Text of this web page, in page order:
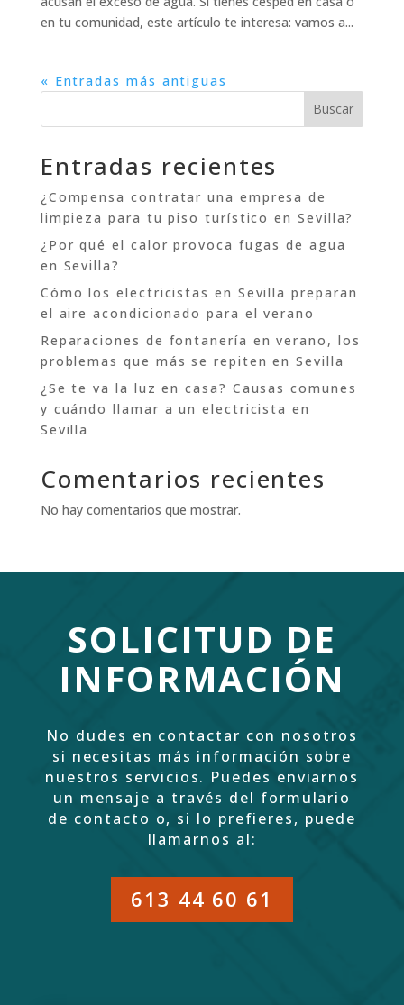
en tu comunidad, este artículo te interesa: vamos a...
« Entradas más antiguas
Buscar
Entradas recientes
¿Compensa contratar una empresa de
limpieza para tu piso turístico en Sevilla?
¿Por qué el calor provoca fugas de agua
en Sevilla?
Cómo los electricistas en Sevilla preparan
el aire acondicionado para el verano
Reparaciones de fontanería en verano, los
problemas que más se repiten en Sevilla
¿Se te va la luz en casa? Causas comunes
y cuándo llamar a un electricista en
Sevilla
Comentarios recientes
No hay comentarios que mostrar.
SOLICITUD DE
INFORMACIÓN
No dudes en contactar con nosotros
si necesitas más información sobre
nuestros servicios. Puedes enviarnos
un mensaje a través del formulario
de contacto o, si lo prefieres, puede
llamarnos al:
613 44 60 61